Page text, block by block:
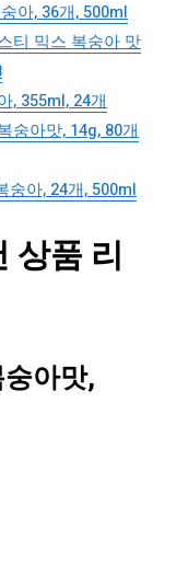
아, 36개, 500ml
티 믹스 복숭아 맛
, 355ml, 24개
숭아맛, 14g, 80개
숭아, 24개, 500ml
상품 리
아맛,